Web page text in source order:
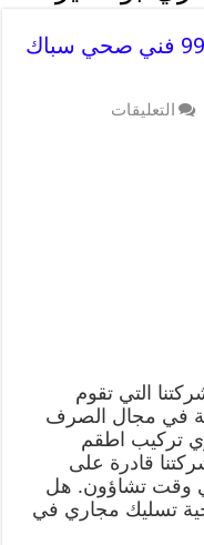
رقم صحي ابو فطيرة 99009522 فني صحي سباك
التعليقات
التي تقوم
في مجال الصرف
تركيب اطقم
قادرة على
وقت تشاؤون. هل
تسليك مجاري في